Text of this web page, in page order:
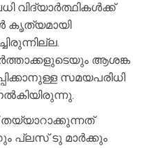
വിദ്യാർത്ഥികൾക്ക്
കൃത്യമായി
ആശങ്ക
സമയപരിധി
തയ്യാറാക്കുന്നത്
പ്ലസ് ടു മാർക്കും